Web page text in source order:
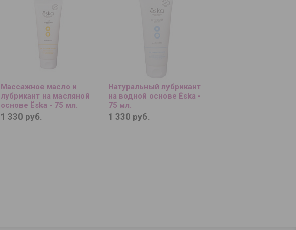
Массажное масло и
лубрикант на масляной
основе Ёska - 75 мл.
1 330 руб.
Натуральный лубрикант
на водной основе Ёska -
75 мл.
1 330 руб.